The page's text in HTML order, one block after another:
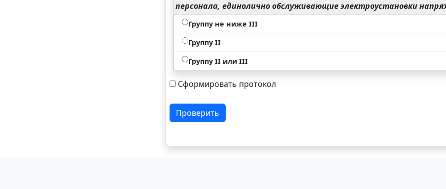
персонала, единолично обслуживающие электроустановки
Группу не ниже III
Группу II
Группу II или III
Сформировать протокол
Проверить